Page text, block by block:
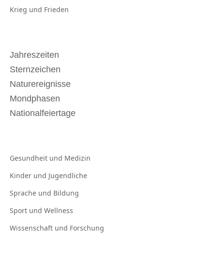
Krieg und Frieden
Jahreszeiten
Sternzeichen
Naturereignisse
Mondphasen
Nationalfeiertage
Gesundheit und Medizin
Kinder und Jugendliche
Sprache und Bildung
Sport und Wellness
Wissenschaft und Forschung